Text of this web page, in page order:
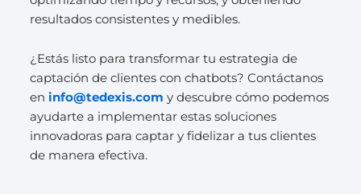
resultados consistentes y medibles.
¿Estás listo para transformar tu estrategia de
captación de clientes con chatbots? Contáctanos
en info@tedexis.com y descubre cómo podemos
ayudarte a implementar estas soluciones
innovadoras para captar y fidelizar a tus clientes
de manera efectiva.